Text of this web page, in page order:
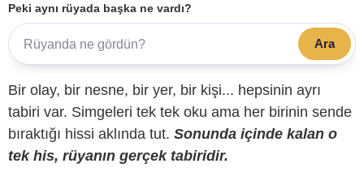
Peki aynı rüyada başka ne vardı?
Ara
Bir olay, bir nesne, bir yer, bir kişi... hepsinin ayrı
tabiri var. Simgeleri tek tek oku ama her birinin sende
bıraktığı hissi aklında tut. Sonunda içinde kalan o
tek his, rüyanın gerçek tabiridir.